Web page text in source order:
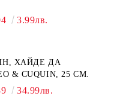
3.99лв.
ХАЙДЕ ДА
& CUQUIN, 25 СМ.
34.99лв.